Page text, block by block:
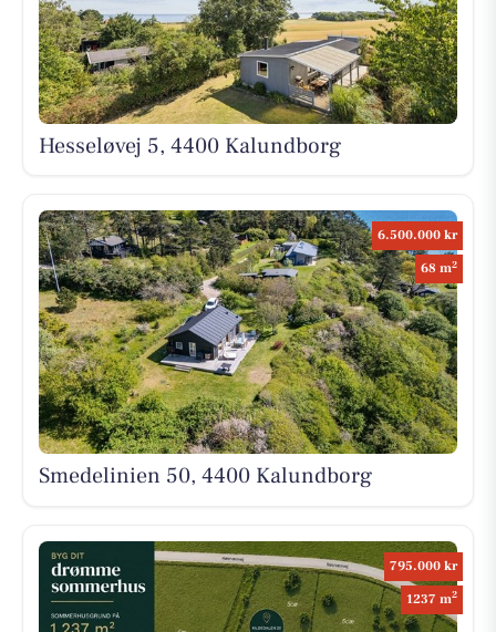
Hesseløvej 5, 4400 Kalundborg
6.500.000 kr
68 m2
Smedelinien 50, 4400 Kalundborg
795.000 kr
1237 m2